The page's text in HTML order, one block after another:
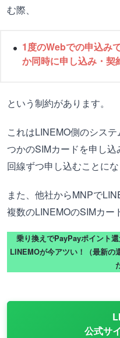
む際、
1度のWebでの申込み
か同時に申し込み・契
という制約があります。
これはLINEMO側のシス
つかのSIMカードを申し
回線ずつ申し込むことにな
また、他社からMNPで
複数のLINEMOのSIMカー
乗り換えでPayPayポイント
LINEMOが今アツい！（最新の
公式サ